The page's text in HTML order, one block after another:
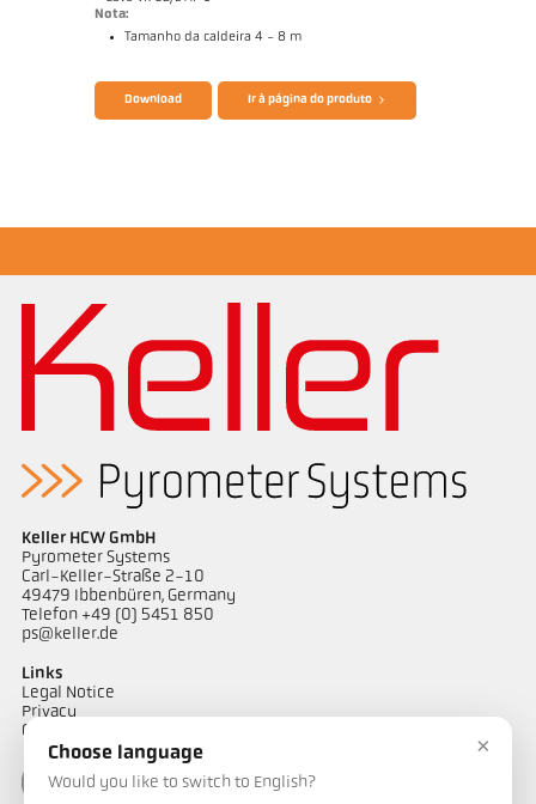
Desenho PK 68-K009
Nota:
Tamanho da caldeira 4 - 8 m
Download Ir à página do produto
Keller HCW GmbH
Pyrometer Systems
Carl-Keller-Straße 2-10
49479 Ibbenbüren, Germany
Telefon +49 (0) 5451 850
ps@keller.de
Links
Legal Notice
Privacy
GTC
×
Choose language
Would you like to switch to English?